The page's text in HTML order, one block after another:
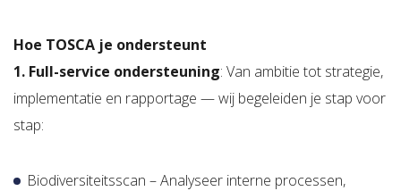
Hoe TOSCA je ondersteunt
1. Full-service ondersteuning: Van ambitie tot strategie,
implementatie en rapportage — wij begeleiden je stap voor
stap:
Biodiversiteitsscan – Analyseer interne processen,